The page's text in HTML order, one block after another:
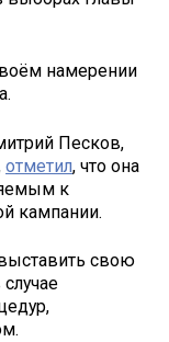
намерении
Песков,
отметил, что она
к
кампании.
свою